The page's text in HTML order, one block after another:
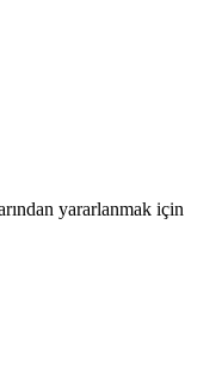
yararlanmak için